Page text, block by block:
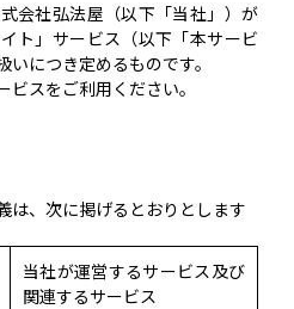
会社弘法屋（以下「当社」）が
ト」サービス（以下「本サービ
につき定めるものです。
スをご利用ください。
は、次に掲げるとおりとします
当社が運営するサービス及び
関連するサービス